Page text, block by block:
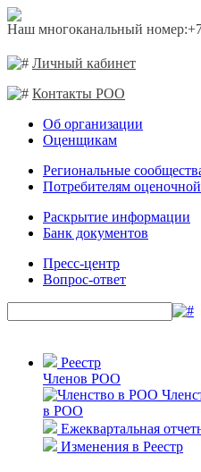
Наш многоканальный номер:
Личный кабинет
Контакты РОО
Об организации
Оценщикам
Региональные
Потребителям оценочной
Раскрытие информации
Банк документов
Пресс-центр
Вопрос-ответ
Реестр
Членов РОО
в РОО
Ежеквартальная
Изменения в Реестр